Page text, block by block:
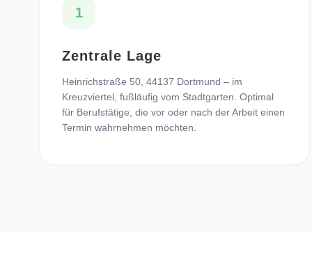
1
Zentrale Lage
Heinrichstraße 50, 44137 Dortmund – im
Kreuzviertel, fußläufig vom Stadtgarten. Optimal
für Berufstätige, die vor oder nach der Arbeit einen
Termin wahrnehmen möchten.